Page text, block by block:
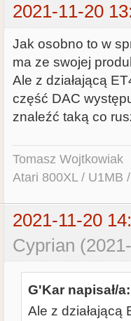
2021-11-20
Jak osobno to w
ma ze swojej
Ale z działającą
część DAC
znaleźć taką co
Tomasz Wojtkowiak
Atari 800XL / U1MB
2021-11-20
Cyprian
G'Kar napisał/a:
Ale z działającą